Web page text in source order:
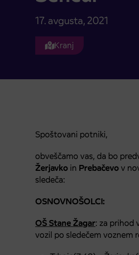
17. avgusta, 2021
Kranj
Spoštovani potniki,
obveščamo vas, da bo
Žerjavko in Prebačevov
sledeča:
OSNOVNOŠOLCI:
OŠ Stane Žagar: za prihod
vozil po sledečem voznem